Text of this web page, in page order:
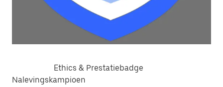
Ethics & Prestatiebadge
Nalevingskampioen